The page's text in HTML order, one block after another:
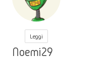
Leggi
Noemi29